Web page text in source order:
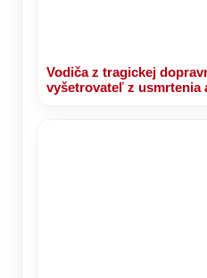
Vodiča z tragickej
vyšetrovateľ z usmrtenia